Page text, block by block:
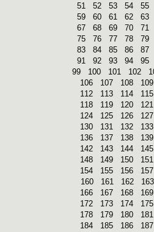
51
52 53 54 55
59
60 61 62 63
67
68 69 70 71
75
76 77 78 79
83
84 85 86 87
91
92 93 94 95
99
100 101 102
106
107 108 109
112
113 114 115
118
119 120 121
124
125 126 127
130
131 132 133
136
137 138 139
142
143 144 145
148
149 150 151
154
155 156 157
160
161 162 163
166
167 168 169
172
173 174 175
178
179 180 181
184
185 186 187